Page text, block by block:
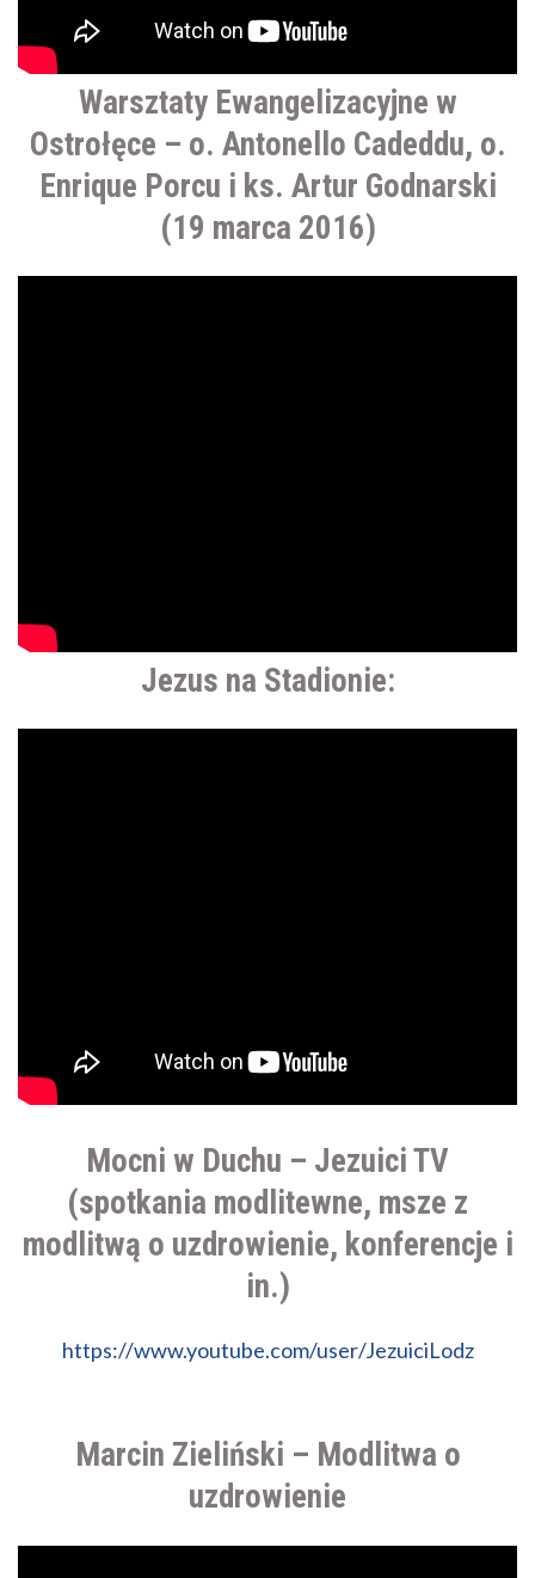
Warsztaty Ewangelizacyjne w
Ostrołęce – o. Antonello Cadeddu, o.
Enrique Porcu i ks. Artur Godnarski
(19 marca 2016)
Jezus na Stadionie:
Mocni w Duchu – Jezuici TV
(spotkania modlitewne, msze z
modlitwą o uzdrowienie, konferencje i
in.)
https://www.youtube.com/user/JezuiciLodz
Marcin Zieliński – Modlitwa o
uzdrowienie